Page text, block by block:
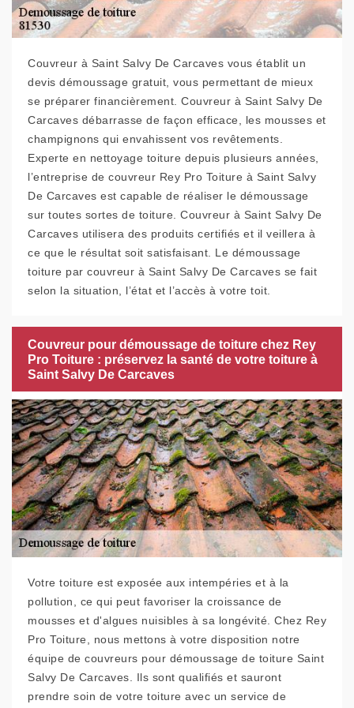
Couvreur à Saint Salvy De Carcaves vous établit un
devis démoussage gratuit, vous permettant de mieux
se préparer financièrement. Couvreur à Saint Salvy De
Carcaves débarrasse de façon efficace, les mousses et
champignons qui envahissent vos revêtements.
Experte en nettoyage toiture depuis plusieurs années,
l’entreprise de couvreur Rey Pro Toiture à Saint Salvy
De Carcaves est capable de réaliser le démoussage
sur toutes sortes de toiture. Couvreur à Saint Salvy De
Carcaves utilisera des produits certifiés et il veillera à
ce que le résultat soit satisfaisant. Le démoussage
toiture par couvreur à Saint Salvy De Carcaves se fait
selon la situation, l’état et l’accès à votre toit.
Couvreur pour démoussage de toiture chez Rey
Pro Toiture : préservez la santé de votre toiture à
Saint Salvy De Carcaves
Votre toiture est exposée aux intempéries et à la
pollution, ce qui peut favoriser la croissance de
mousses et d'algues nuisibles à sa longévité. Chez Rey
Pro Toiture, nous mettons à votre disposition notre
équipe de couvreurs pour démoussage de toiture Saint
Salvy De Carcaves. Ils sont qualifiés et sauront
prendre soin de votre toiture avec un service de